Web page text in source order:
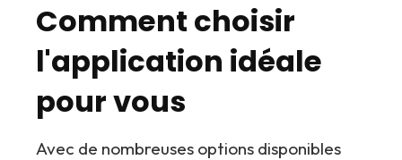
Comment choisir
l'application idéale
pour vous
Avec de nombreuses options disponibles